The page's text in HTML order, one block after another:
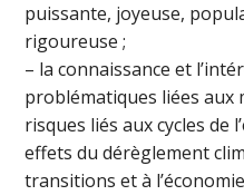
puissante, joyeuse,
rigoureuse ;
– la connaissance et
problématiques liées aux
risques liés aux cycles de
effets du dérèglement
transitions et à